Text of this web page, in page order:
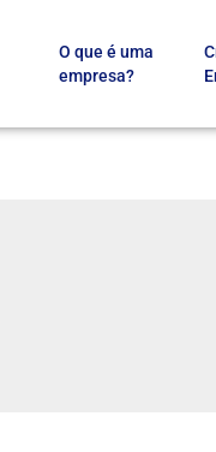
O que é uma
empresa?